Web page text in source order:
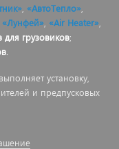
«АвтоТепло»
«Лунфей», «Air Heater»,
грузовиков;
.
установку,
и предпусковых